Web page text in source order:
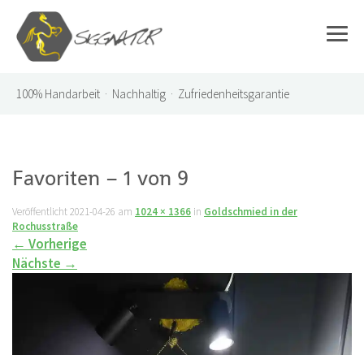
100% Handarbeit · Nachhaltig · Zufriedenheitsgarantie
Favoriten – 1 von 9
Veröffentlicht2021-04-26 am 1024 × 1366 in Goldschmied in der
Rochusstraße
← Vorherige
Nächste →